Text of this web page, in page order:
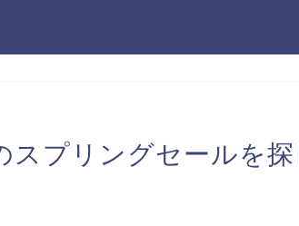
スプリングセールを